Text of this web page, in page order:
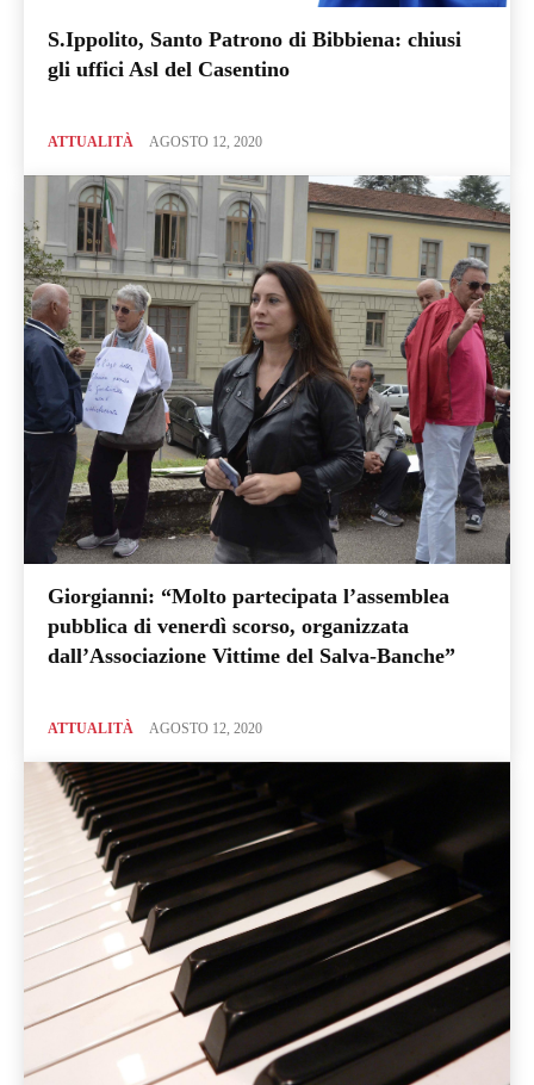
S.Ippolito, Santo Patrono di Bibbiena: chiusi
gli uffici Asl del Casentino
ATTUALITÀ AGOSTO 12, 2020
Giorgianni: “Molto partecipata l’assemblea
pubblica di venerdì scorso, organizzata
dall’Associazione Vittime del Salva-Banche”
ATTUALITÀ AGOSTO 12, 2020